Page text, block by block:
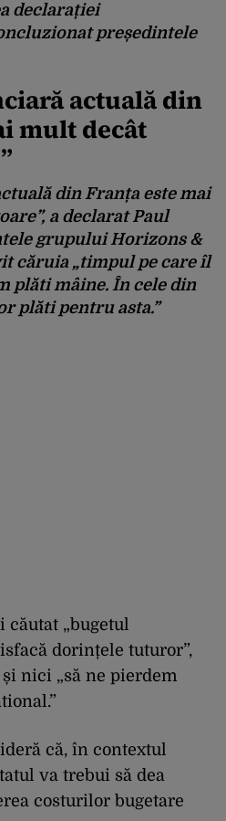
declarației
președintele
actuală din
mult decât
din Franța este mai
a declarat Paul
grupului Horizons &
căruia „timpul pe care îl
plăti mâine. În cele din
plăti pentru asta.”
căutat „bugetul
dorințele tuturor”,
nici „să ne pierdem
că, în contextul
va trebui să dea
costurilor bugetare